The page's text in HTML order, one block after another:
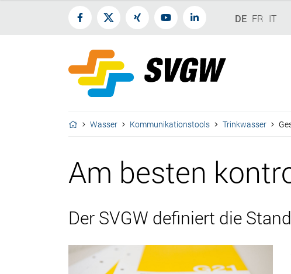
DE FR IT
Wasser Kommunikationstools Trinkwasser
Am besten
Der SVGW definiert die